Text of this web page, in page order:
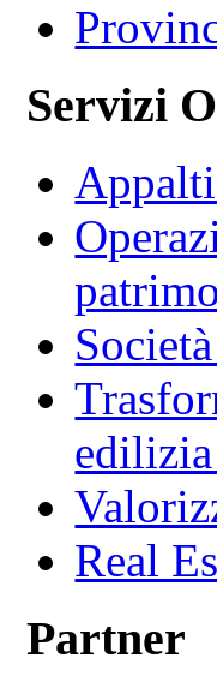
Servizi
Real
Partner